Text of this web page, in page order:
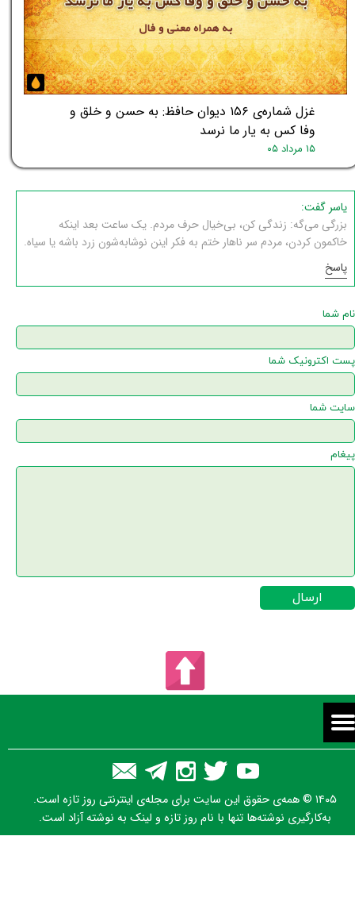
غزل شماره‌ی ۱۵۶ دیوان حافظ: به حسن و خلق و
وفا کس به یار ما نرسد
۱۵ مرداد ۰۵
یاسر گفت:
بزرگی می‌گه: زندگی کن، بی‌خیال حرف مردم. یک ساعت بعد اینکه
خاکمون کردن، مردم سر ناهار ختم به فکر اینن نوشابه‌شون زرد باشه یا سیاه.
پاسخ
نام شما
پست اکترونیک شما
سایت شما
پیغام
ارسال
۱۴۰۵ © همه‌ی حقوق این سایت برای مجله‌ی اینترنتی روز تازه است.
به‌کارگیری نوشته‌ها تنها با نام روز تازه و لینک به نوشته آزاد است.